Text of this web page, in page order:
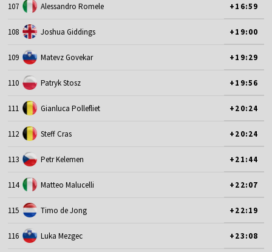
107 Alessandro Romele +16:59
108 Joshua Giddings +19:00
109 Matevz Govekar +19:29
110 Patryk Stosz +19:56
111 Gianluca Pollefliet +20:24
112 Steff Cras +20:24
113 Petr Kelemen +21:44
114 Matteo Malucelli +22:07
115 Timo de Jong +22:19
116 Luka Mezgec +23:08